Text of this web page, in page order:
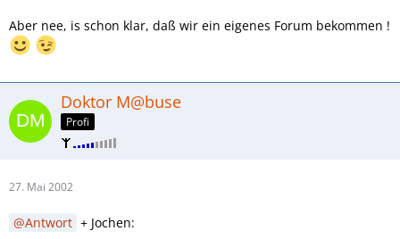
Aber nee, is schon klar, daß wir ein eigenes Forum bekommen !
Doktor M@buse
Profi
27. Mai 2002
Antwort + Jochen: